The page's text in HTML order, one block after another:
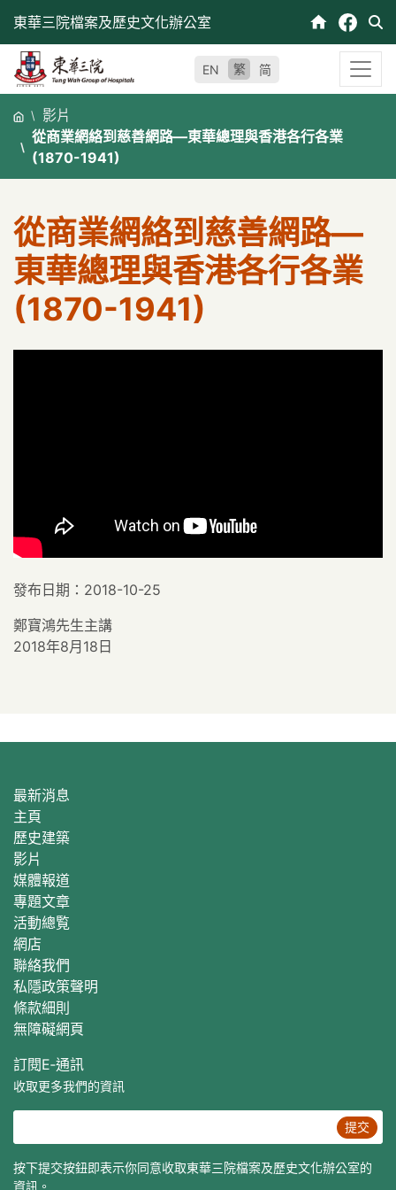
東華三院檔案及歷史文化辦公室
EN 繁 简
影片
從商業網絡到慈善網路—東華總理與香港各行各業
(1870-1941)
從商業網絡到慈善網路—
東華總理與香港各行各業
(1870-1941)
發布日期：2018-10-25
鄭寶鴻先生主講
2018年8月18日
最新消息
主頁
歷史建築
影片
媒體報道
專題文章
活動總覧
網店
聯絡我們
私隱政策聲明
條款細則
無障礙網頁
訂閱E‐通訊
收取更多我們的資訊
提交
按下提交按鈕即表示你同意收取東華三院檔案及歷史文化辦公室的
資訊。